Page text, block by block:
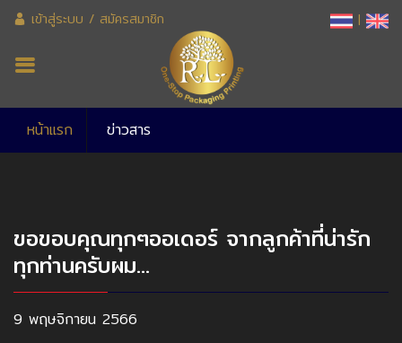
เข้าสู่ระบบ / สมัครสมาชิก |
หน้าแรก ข่าวสาร
ขอขอบคุณทุกๆออเดอร์ จากลูกค้าที่น่ารัก
ทุกท่านครับผม...
9 พฤษจิกายน 2566